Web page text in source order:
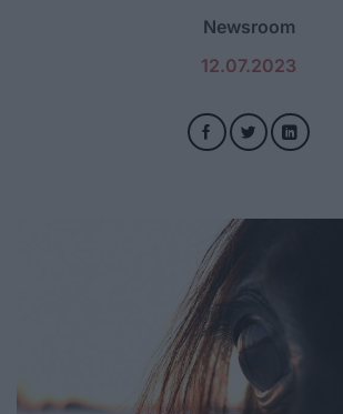
Newsroom
12.07.2023